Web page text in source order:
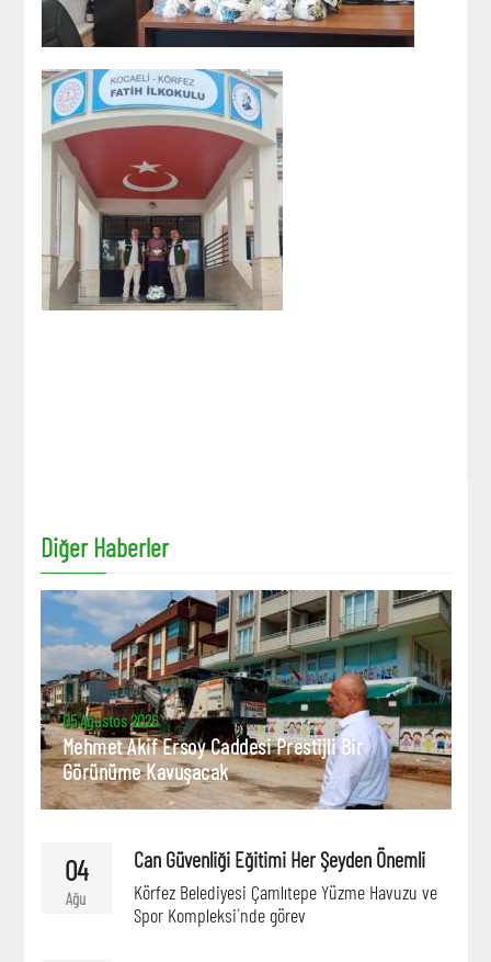
Diğer Haberler
05 Ağustos 2026
Mehmet Akif Ersoy Caddesi Prestijli Bir
Görünüme Kavuşacak
04
Ağu
Can Güvenliği Eğitimi Her Şeyden Önemli
Körfez Belediyesi Çamlıtepe Yüzme Havuzu ve
Spor Kompleksi´nde görev